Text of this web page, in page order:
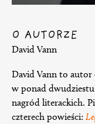
O AUTORZE
David Vann
David Vann to autor
w ponad
nagród literackich.
czterech powieści: